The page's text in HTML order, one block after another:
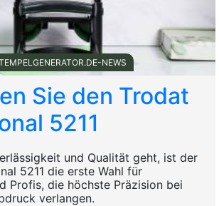
NEWS
Sie den Trodat
5211
und Qualität geht, ist der
5211 die erste Wahl für
Profis, die höchste Präzision bei
verlangen.